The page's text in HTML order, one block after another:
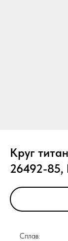
Круг
26492-85,
Сплав: